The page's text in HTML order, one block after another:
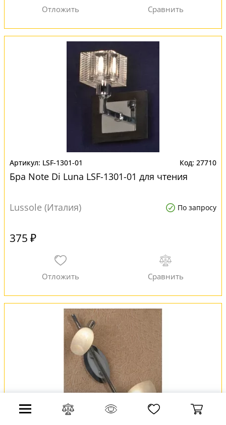
LSF-1301-01 27710
Бра Note Di Luna LSF-1301-01 для чтения
Lussole (Италия) По запросу
375 ₽